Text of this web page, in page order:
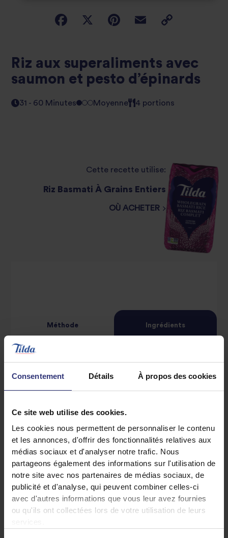
Consentement Détails À propos des cookies
Ce site web utilise des cookies.
Les cookies nous permettent de personnaliser le contenu
et les annonces, d'offrir des fonctionnalités relatives aux
médias sociaux et d'analyser notre trafic. Nous
partageons également des informations sur l'utilisation de
notre site avec nos partenaires de médias sociaux, de
publicité et d'analyse, qui peuvent combiner celles-ci
avec d'autres informations que vous leur avez fournies
ou qu'ils ont collectées lors de votre utilisation de leurs
Riz aux superaliments avec
saumon et pesto d’épinards
31 - 60 Minutes Moyenne 4 portions
Cette recette utilise:
Riz Basmati À Grains Entiers
OÙ ACHETER
Méthode Ingrédients
1/2 tasse de riz basmati brun à grains entiers
Tilda
6 tomates cerises, coupées en deux
2 grosses poignées de jeunes épinards
Pour le pesto de cresson et d’épinards:
6 c. à soupe d’huile de son de riz
1 ½ tasse de jeunes épinards
3/4 tasse de cresson